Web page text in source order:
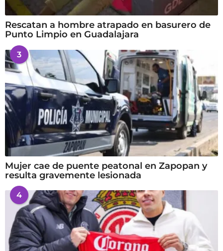
Rescatan a hombre atrapado en basurero de
Punto Limpio en Guadalajara
3
Mujer cae de puente peatonal en Zapopan y
resulta gravemente lesionada
4